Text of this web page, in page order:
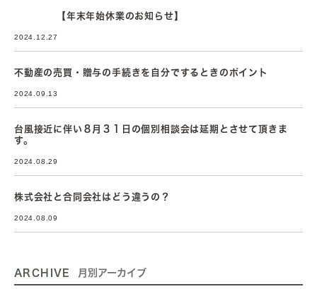
【年末年始休業のお知らせ】
2024.12.27
不動産の売買・贈与の手続きを自分でするときのポイント
2024.09.13
台風接近に伴い８月３１日の個別相談会は延期とさせて頂きま
す。
2024.08.29
株式会社と合同会社はどう違うの？
2024.08.09
ARCHIVE 月別アーカイブ